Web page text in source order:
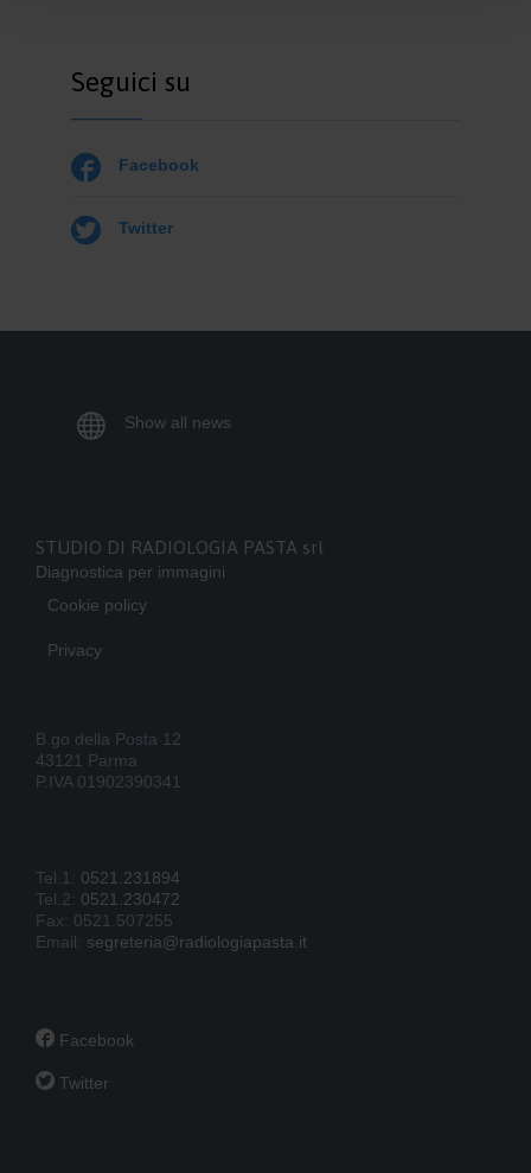
Seguici su
 Facebook
 Twitter
 Show all news
STUDIO DI RADIOLOGIA PASTA srl
Diagnostica per immagini
Cookie policy
Privacy
B.go della Posta 12
43121 Parma
P.IVA 01902390341
Tel.1: 0521.231894
Tel.2: 0521.230472
Fax: 0521.507255
Email: segreteria@radiologiapasta.it
 Facebook
 Twitter